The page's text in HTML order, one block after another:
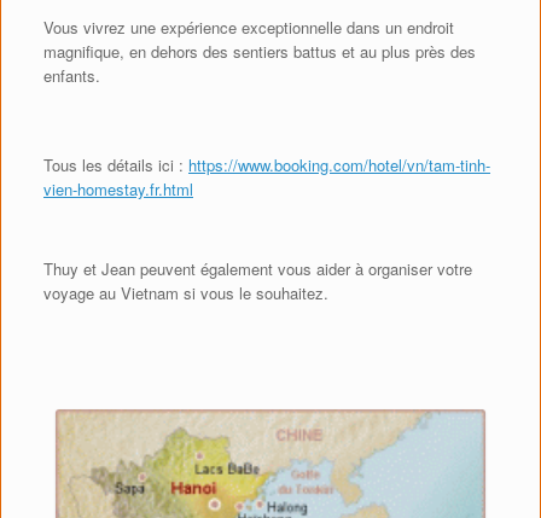
Vous vivrez une expérience exceptionnelle dans un endroit
magnifique, en dehors des sentiers battus et au plus près des
enfants.
Tous les détails ici : https://www.booking.com/hotel/vn/tam-tinh-
vien-homestay.fr.html
Thuy et Jean peuvent également vous aider à organiser votre
voyage au Vietnam si vous le souhaitez.